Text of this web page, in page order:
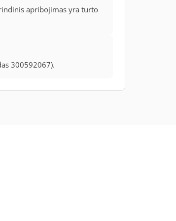
apribojimas yra turto
300592067).